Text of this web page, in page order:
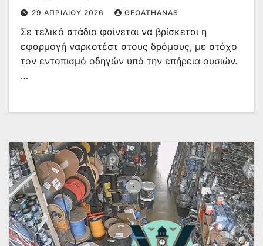
29 ΑΠΡΙΛΊΟΥ 2026 GEOATHANAS
Σε τελικό στάδιο φαίνεται να βρίσκεται η
εφαρμογή ναρκοτέστ στους δρόμους, με στόχο
τον εντοπισμό οδηγών υπό την επήρεια ουσιών.
…